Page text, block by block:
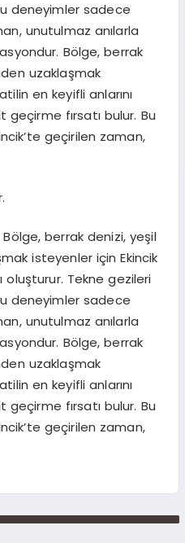
deneyimler sadece
unutulmaz anılarla
Bölge, berrak
uzaklaşmak
en keyifli anlarını
fırsatı bulur. Bu
geçirilen zaman,
berrak denizi, yeşil
isteyenler için Ekincik
oluşturur. Tekne gezileri
deneyimler sadece
unutulmaz anılarla
Bölge, berrak
uzaklaşmak
en keyifli anlarını
fırsatı bulur. Bu
geçirilen zaman,